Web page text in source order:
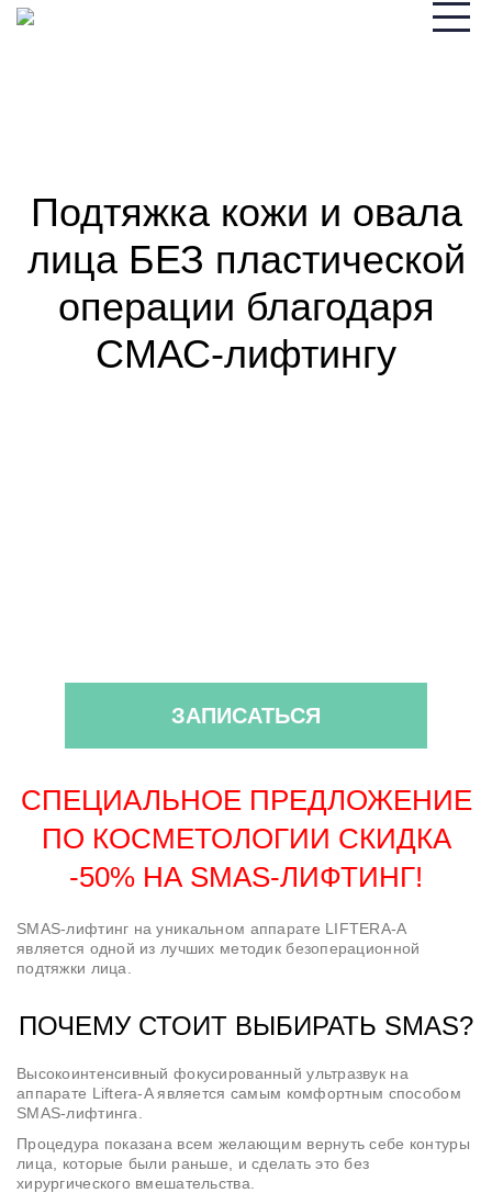
Подтяжка кожи и овала
лица БЕЗ пластической
операции благодаря
СМАС-лифтингу
ЗАПИСАТЬСЯ
СПЕЦИАЛЬНОЕ ПРЕДЛОЖЕНИЕ
ПО КОСМЕТОЛОГИИ СКИДКА
-50% НА SMAS-ЛИФТИНГ!
SMAS-лифтинг на уникальном аппарате LIFTERA-A
является одной из лучших методик безоперационной
подтяжки лица.
ПОЧЕМУ СТОИТ ВЫБИРАТЬ SMAS?
Высокоинтенсивный фокусированный ультразвук на
аппарате Liftera-A является самым комфортным способом
SMAS-лифтинга.
Процедура показана всем желающим вернуть себе контуры
лица, которые были раньше, и сделать это без
хирургического вмешательства.